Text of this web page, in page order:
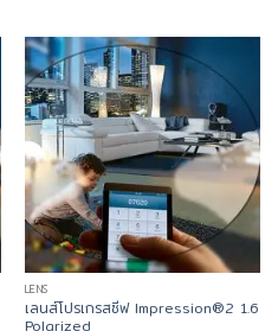
LENS
เลนส์โปรเกรสซีฟ Impression®2 1.6
Polarized